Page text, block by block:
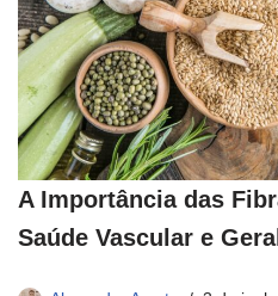
A Importância das
Saúde Vascular e Geral